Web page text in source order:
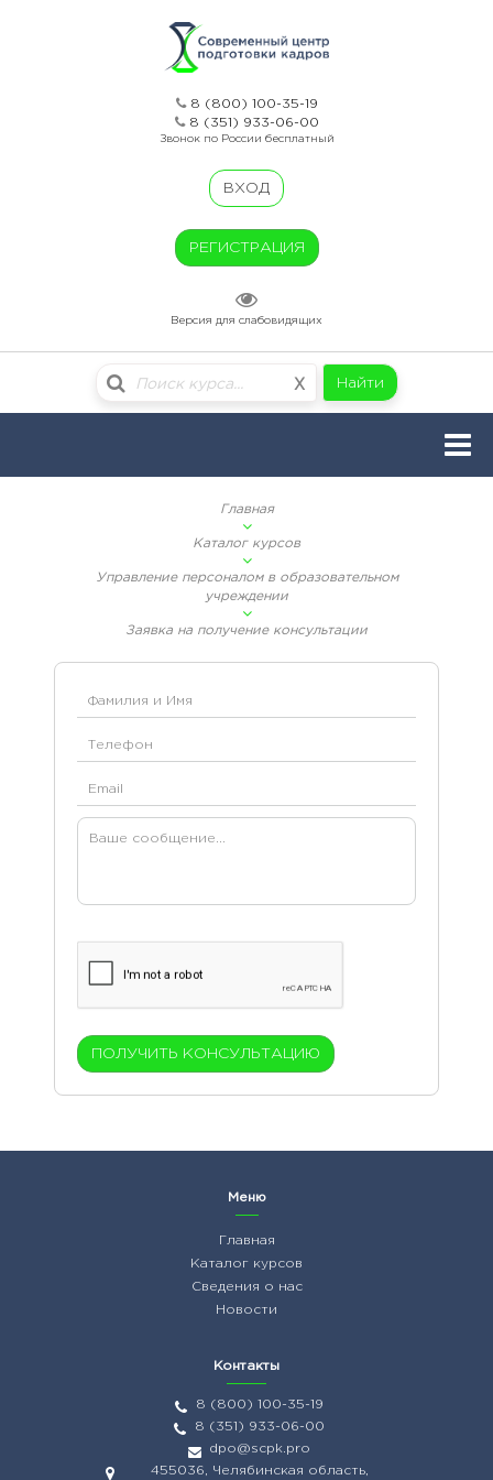
8 (800) 100-35-19
8 (351) 933-06-00
Звонок по России бесплатный
ВХОД
РЕГИСТРАЦИЯ
Версия для слабовидящих
X Найти
Главная
Каталог курсов
Управление персоналом в образовательном
учреждении
Заявка на получение консультации
Меню
Главная
Каталог курсов
Сведения о нас
Новости
Контакты
8 (800) 100-35-19
8 (351) 933-06-00
dpo@scpk.pro
455036, Челябинская область,